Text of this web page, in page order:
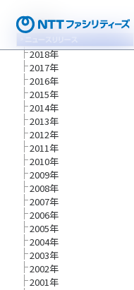
2018年
2017年
2016年
2015年
2014年
2013年
2012年
2011年
2010年
2009年
2008年
2007年
2006年
2005年
2004年
2003年
2002年
2001年